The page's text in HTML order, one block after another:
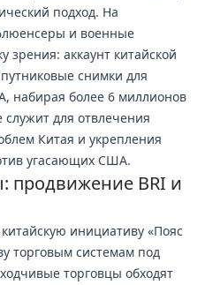
подход. На
и военные
зрения: аккаунт китайской
снимки для
набирая более 6 миллионов
для отвлечения
Китая и укрепления
угасающих США.
продвижение BRI и
инициативу «Пояс
торговым системам под
торговцы обходят